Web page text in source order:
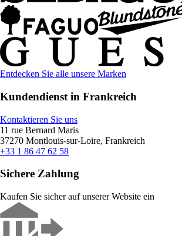
Entdecken Sie alle unsere Marken
Kundendienst in Frankreich
Kontaktieren Sie uns
11 rue Bernard Maris
37270 Montlouis-sur-Loire, Frankreich
+33 1 86 47 62 58
Sichere Zahlung
Kaufen Sie sicher auf unserer Website ein